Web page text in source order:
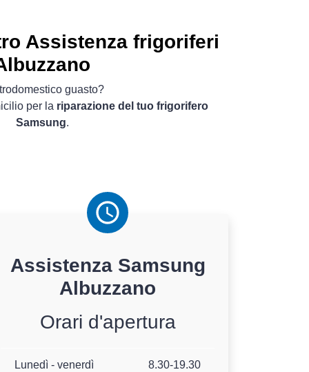
Assistenza frigoriferi
guasto?
per la riparazione del tuo frigorifero
Samsung.
Assistenza Samsung
Albuzzano
Orari d'apertura
Lunedì - venerdì 8.30-19.30